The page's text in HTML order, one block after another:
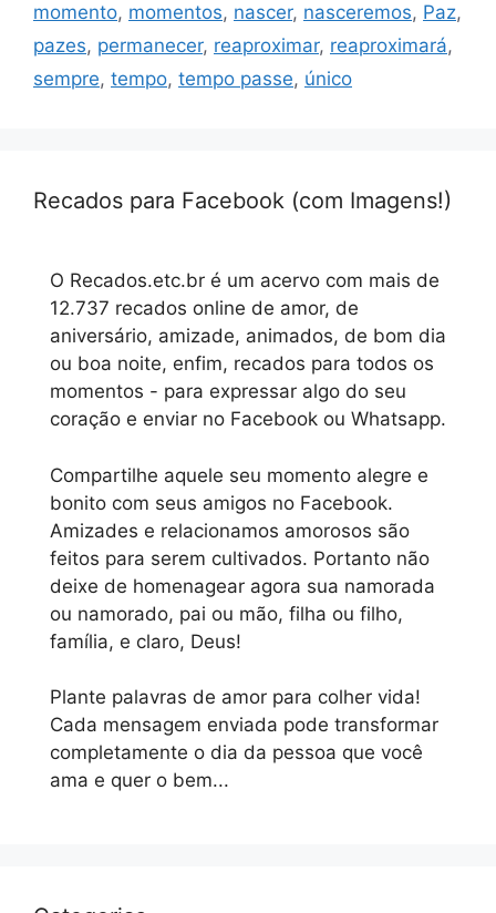
momento, momentos, nascer, nasceremos, Paz,
pazes, permanecer, reaproximar, reaproximará,
sempre, tempo, tempo passe, único
Recados para Facebook (com Imagens!)
O Recados.etc.br é um acervo com mais de
12.737 recados online de amor, de
aniversário, amizade, animados, de bom dia
ou boa noite, enfim, recados para todos os
momentos - para expressar algo do seu
coração e enviar no Facebook ou Whatsapp.
Compartilhe aquele seu momento alegre e
bonito com seus amigos no Facebook.
Amizades e relacionamos amorosos são
feitos para serem cultivados. Portanto não
deixe de homenagear agora sua namorada
ou namorado, pai ou mão, filha ou filho,
família, e claro, Deus!
Plante palavras de amor para colher vida!
Cada mensagem enviada pode transformar
completamente o dia da pessoa que você
ama e quer o bem...